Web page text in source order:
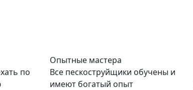
по
Опытные мастера
Все пескоструйщики обучены и
имеют богатый опыт